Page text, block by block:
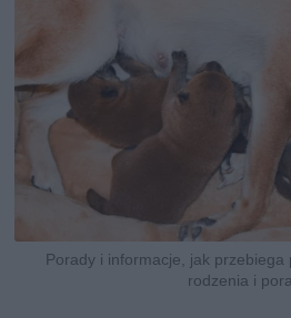
Porady i informacje, jak
rodzenia i